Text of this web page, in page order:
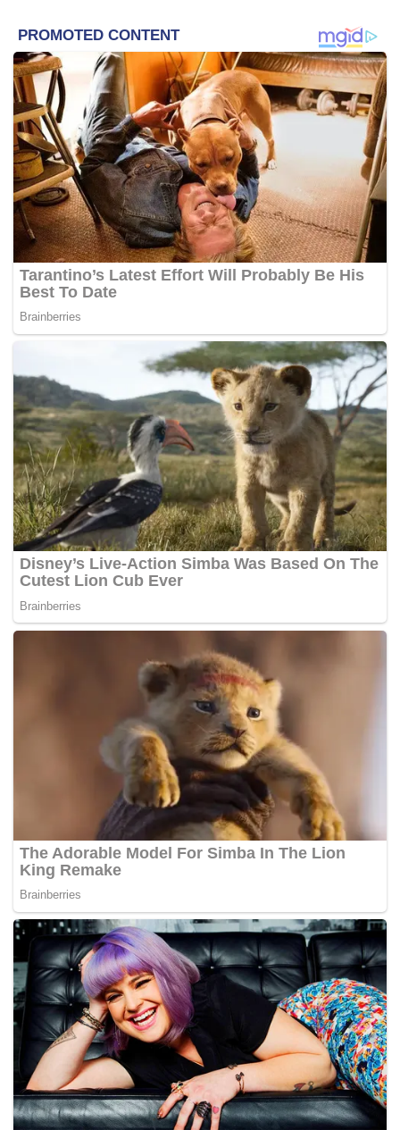
Washington memulakan strateginya dengan menawarkan
dialog kepada Korea Utara supaya menamatkan program
nuklearnya sebagai pertukaran untuk pelbagai konsesi.
Namun begitu, sehingga hari ini, Korea Utara enggan
berbincang mengenai program senjata nuklearnya sekali
gus menyebabkan Biden menemui jalan buntu.
Pyongyang memberitahu dunia bahawa ia mahukan
senjata nuklear taktikal seperti yang digunakan oleh Rusia
untuk mengugut Pertubuhan Perjanjian Atlantik Utara
(NATO) dan negara-negara Barat.
Ini bermakna lebih banyak ujian senjata akan dilakukan
oleh Korea Utara dalam masa terdekat dan ia sesuatu
yang boleh dijangka oleh semua pihak.
Kosmo-
Tags: Amerika Syarikat ICBM Joe Biden Korea Utara